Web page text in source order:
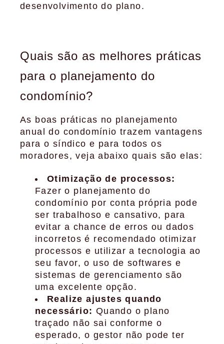
desenvolvimento do plano.
Quais são as melhores práticas
para o planejamento do
condomínio?
As boas práticas no planejamento
anual do condomínio trazem vantagens
para o síndico e para todos os
moradores, veja abaixo quais são elas:
Otimização de processos:
Fazer o planejamento do
condomínio por conta própria pode
ser trabalhoso e cansativo, para
evitar a chance de erros ou dados
incorretos é recomendado otimizar
processos e utilizar a tecnologia ao
seu favor, o uso de softwares e
sistemas de gerenciamento são
uma excelente opção.
Realize ajustes quando
necessário: Quando o plano
traçado não sai conforme o
esperado, o gestor não pode ter